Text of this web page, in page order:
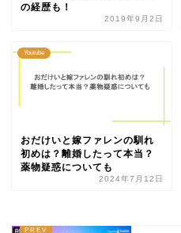
の経歴も！
2019年9月2日
Youtube
おだけいと嫁ファレンの馴れ
初めは？離婚したって本当？
薬物疑惑についても
2024年7月12日